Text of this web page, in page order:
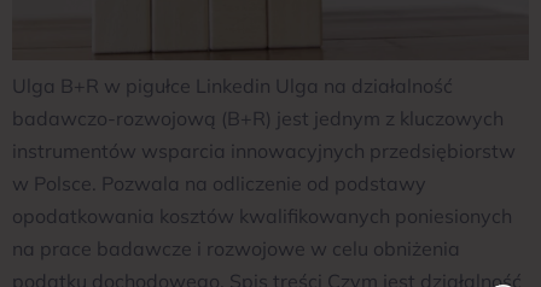
Ulga B+R w pigułce Linkedin Ulga na działalność
badawczo-rozwojową (B+R) jest jednym z kluczowych
instrumentów wsparcia innowacyjnych przedsiębiorstw
w Polsce. Pozwala na odliczenie od podstawy
opodatkowania kosztów kwalifikowanych poniesionych
na prace badawcze i rozwojowe w celu obniżenia
podatku dochodowego. Spis treści Czym jest działalność